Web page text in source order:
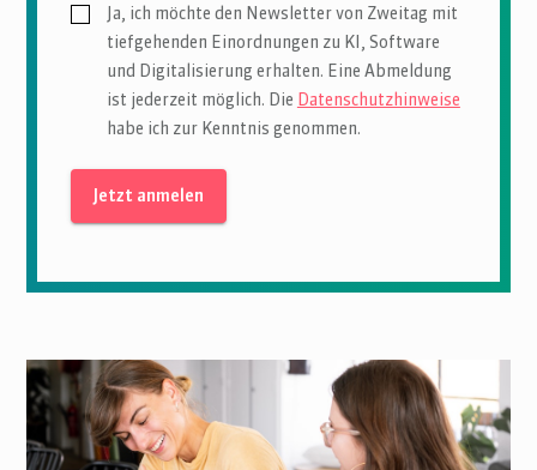
Ja, ich möchte den Newsletter von Zweitag mit
tiefgehenden Einordnungen zu KI, Software
und Digitalisierung erhalten. Eine Abmeldung
ist jederzeit möglich. Die Datenschutzhinweise
habe ich zur Kenntnis genommen.